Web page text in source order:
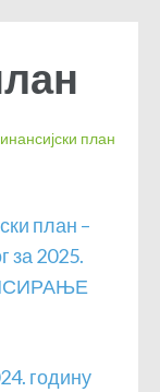
план
план –
за 2025.
годину